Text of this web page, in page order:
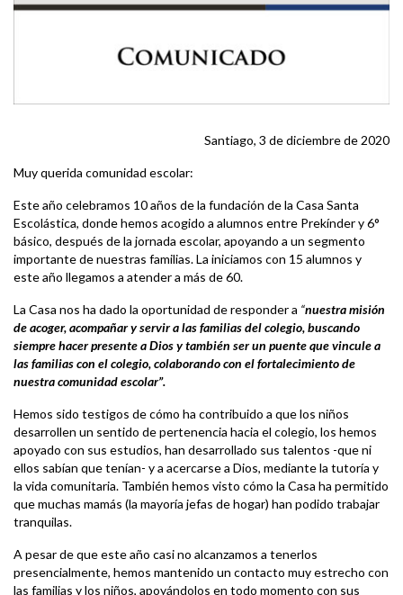
Santiago, 3 de diciembre de 2020
Muy querida comunidad escolar:
Este año celebramos 10 años de la fundación de la Casa Santa
Escolástica, donde hemos acogido a alumnos entre Prekínder y 6°
básico, después de la jornada escolar, apoyando a un segmento
importante de nuestras familias. La iniciamos con 15 alumnos y
este año llegamos a atender a más de 60.
La Casa nos ha dado la oportunidad de responder a “nuestra misión
de acoger, acompañar y servir a las familias del colegio, buscando
siempre hacer presente a Dios y también ser un puente que vincule a
las familias con el colegio, colaborando con el fortalecimiento de
nuestra comunidad escolar”.
Hemos sido testigos de cómo ha contribuido a que los niños
desarrollen un sentido de pertenencia hacia el colegio, los hemos
apoyado con sus estudios, han desarrollado sus talentos -que ni
ellos sabían que tenían- y a acercarse a Dios, mediante la tutoría y
la vida comunitaria. También hemos visto cómo la Casa ha permitido
que muchas mamás (la mayoría jefas de hogar) han podido trabajar
tranquilas.
A pesar de que este año casi no alcanzamos a tenerlos
presencialmente, hemos mantenido un contacto muy estrecho con
las familias y los niños, apoyándolos en todo momento con sus